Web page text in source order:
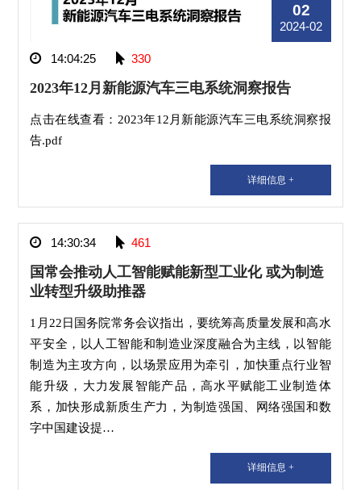
02
2024-02
14:04:25 330
2023年12月新能源汽车三电系统洞察报告
点击在线查看：2023年12月新能源汽车三电系统洞察报
告.pdf
详细信息 +
14:30:34 461
国常会推动人工智能赋能新型工业化 或为制造
业转型升级助推器
1月22日国务院常务会议指出，要统筹高质量发展和高水
平安全，以人工智能和制造业深度融合为主线，以智能
制造为主攻方向，以场景应用为牵引，加快重点行业智
能升级，大力发展智能产品，高水平赋能工业制造体
系，加快形成新质生产力，为制造强国、网络强国和数
字中国建设提…
详细信息 +